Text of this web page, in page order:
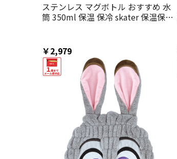
ステンレス マグボトル おすすめ 水
筒 350ml 保温 保冷 skater 保温保冷
ィズニー
￥2,979